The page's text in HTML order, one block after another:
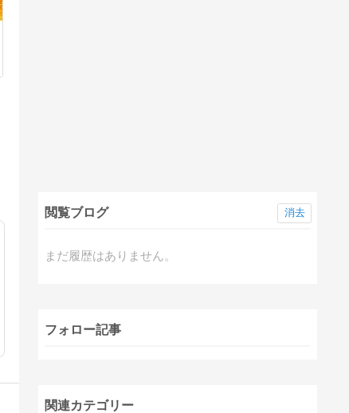
閲覧ブログ
まだ履歴はありません。
消去
フォロー記事
関連カテゴリー